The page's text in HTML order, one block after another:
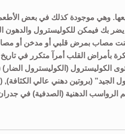
وهي موجودة كذلك في بعض
بك فيمكن للكوليسترول والدهون
كنت مصاب بمرض قلبي أو مدخن أو
بأمراض القلب أمرآ متكرر في تاريخ
الرواسب الدهنية (الصدفية) في جدران